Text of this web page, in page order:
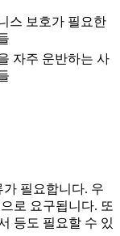
스 보호가 필요한
자주 운반하는 사
필요합니다. 우
로 요구됩니다. 또
등도 필요할 수 있